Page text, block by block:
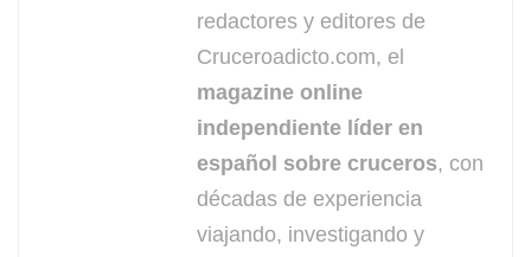
redactores y editores de
Cruceroadicto.com, el
magazine online
independiente líder en
español sobre cruceros, con
décadas de experiencia
viajando, investigando y